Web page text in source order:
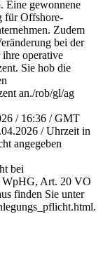
Eine gewonnene
für Offshore-
Zudem
bei der
operative
Sie hob die
an./rob/gl/ag
/ 16:36 / GMT
/ Uhrzeit in
angegeben
bei
WpHG, Art. 20 VO
finden Sie unter